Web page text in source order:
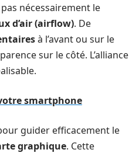
nécessairement le
d’air (airflow). De
à l’avant ou sur le
sur le côté. L’alliance
smartphone
guider efficacement le
graphique. Cette